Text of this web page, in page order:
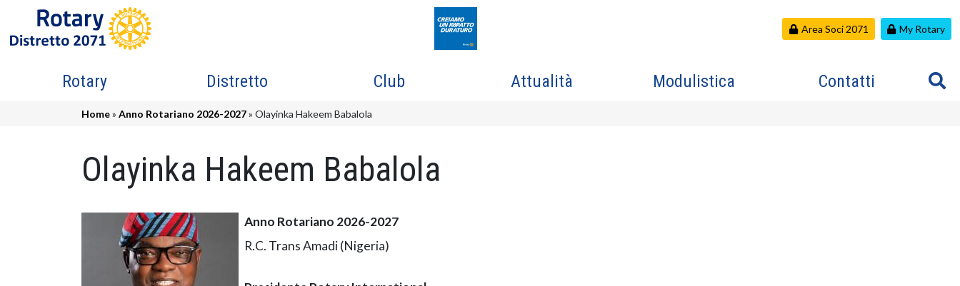
Salta al contenuto principale
Area Soci 2071 My Rotary
Navigazione principale
Rotary Distretto Club Attualità Modulistica Contatti
Briciole di pane
Home Anno Rotariano 2026-2027 Olayinka Hakeem Babalola
Olayinka Hakeem Babalola
Anno Rotariano 2026-2027
R.C. Trans Amadi (Nigeria)